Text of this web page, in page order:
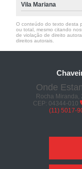
Vila Mariana
O conteúdo do texto desta
ou total, mesmo citando
de violação de direito
direitos autorais
Onde
Rocha Miranda,
CEP: 04344-010
(11) 5017-